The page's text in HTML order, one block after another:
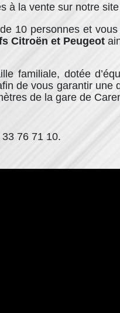
à la vente sur notre
10 personnes et
Citroën et Peugeot
familiale, dotée
de vous garantir une
de la gare de
76 71 10.